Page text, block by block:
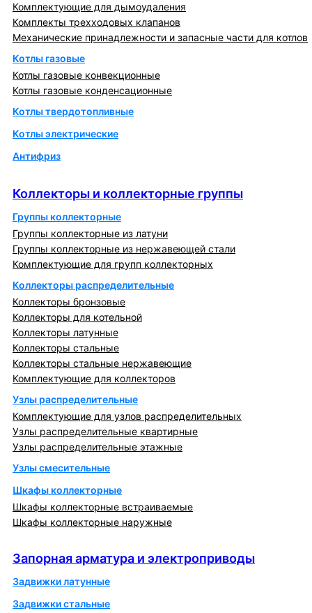
Комплектующие для дымоудаления
Комплекты трехходовых клапанов
Механические принадлежности и запасные части для котлов
Котлы газовые
Котлы газовые конвекционные
Котлы газовые конденсационные
Котлы твердотопливные
Котлы электрические
Антифриз
Коллекторы и коллекторные группы
Группы коллекторные
Группы коллекторные из латуни
Группы коллекторные из нержавеющей стали
Комплектующие для групп коллекторных
Коллекторы распределительные
Коллекторы бронзовые
Коллекторы для котельной
Коллекторы латунные
Коллекторы стальные
Коллекторы стальные нержавеющие
Комплектующие для коллекторов
Узлы распределительные
Комплектующие для узлов распределительных
Узлы распределительные квартирные
Узлы распределительные этажные
Узлы смесительные
Шкафы коллекторные
Шкафы коллекторные встраиваемые
Шкафы коллекторные наружные
Запорная арматура и электроприводы
Задвижки латунные
Задвижки стальные